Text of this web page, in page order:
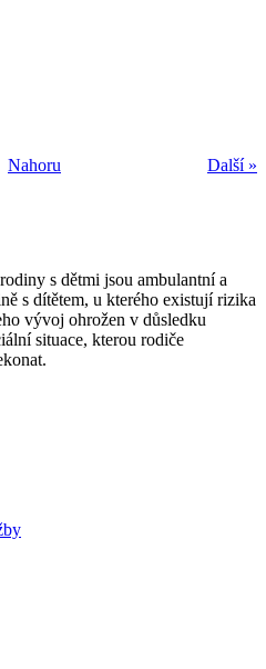
Nahoru Další »
s dětmi jsou ambulantní a
s dítětem, u kterého existují rizika
vývoj ohrožen v důsledku
situace, kterou rodiče